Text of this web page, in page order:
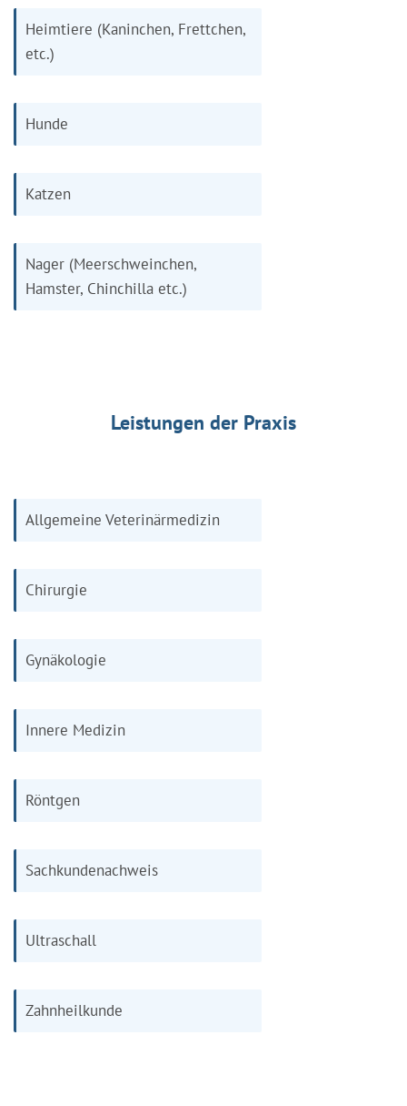
Heimtiere (Kaninchen, Frettchen,
etc.)
Hunde
Katzen
Nager (Meerschweinchen,
Hamster, Chinchilla etc.)
Leistungen der Praxis
Allgemeine Veterinärmedizin
Chirurgie
Gynäkologie
Innere Medizin
Röntgen
Sachkundenachweis
Ultraschall
Zahnheilkunde